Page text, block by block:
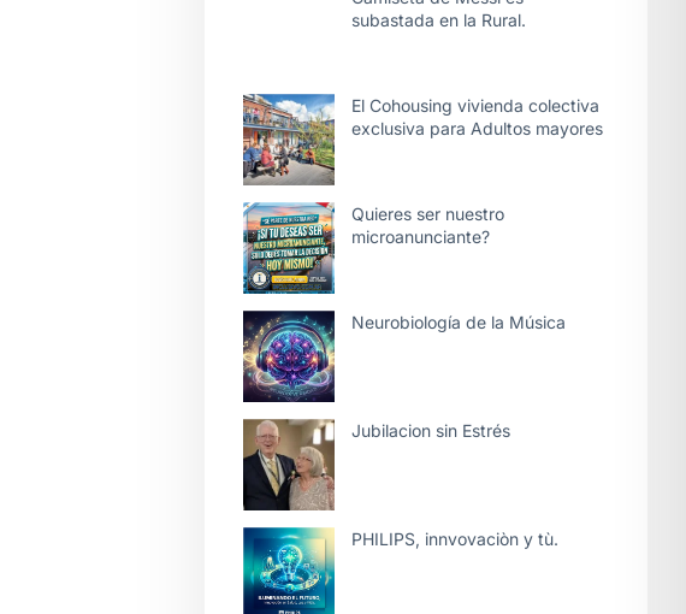
subastada en la Rural.
El Cohousing vivienda colectiva
exclusiva para Adultos mayores
Quieres ser nuestro
microanunciante?
Neurobiología de la Música
Jubilacion sin Estrés
PHILIPS, innvovaciòn y tù.